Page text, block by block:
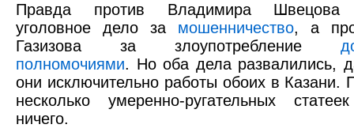
Правда против Владимира Швецова
уголовное дело за мошенничество, а
Газизова за злоупотребление
полномочиями. Но оба дела развалились,
они исключительно работы обоих в Казани.
несколько умеренно-ругательных
ничего.